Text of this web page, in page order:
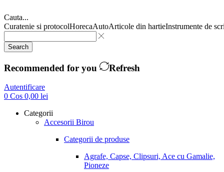
Cauta...
Curatenie si protocolHorecaAutoArticole din hartieInstrumente de
Search
Recommended for you Refresh
Autentificare
0 Cos 0,00 lei
Categorii
Accesorii Birou
Categorii de produse
Agrafe, Capse, Clipsuri, Ace cu Gamalie,
Pioneze